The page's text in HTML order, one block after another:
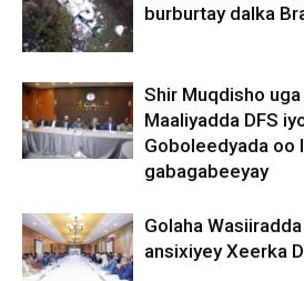
burburtay dalka
Shir Muqdisho
Maaliyadda DFS
Goboleedyada oo
gabagabeeyay
Golaha
ansixiyey Xeerka